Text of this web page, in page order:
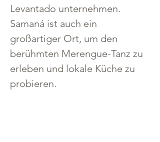
Levantado unternehmen.
Samaná ist auch ein
großartiger Ort, um den
berühmten Merengue-Tanz zu
erleben und lokale Küche zu
probieren.